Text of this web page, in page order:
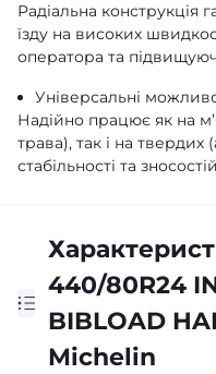
Радіальна конструкція
їзду на високих
оператора та
Універсальні
Надійно працює як на
трава), так і на
стабільності та
440/80R24
BIBLOAD
Michelin